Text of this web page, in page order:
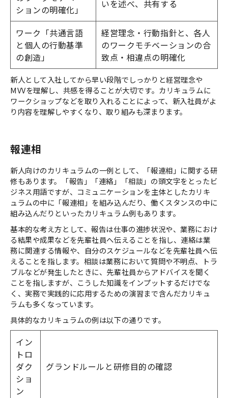
ションの明確化」
いを述べ、共有する
ワーク「共通言語
と個人の行動基準
の創造」
経営理念・行動指針と、各人
のワークモチベーションの合
致点・相違点の明確化
新人として入社してから早い段階でしっかりと経営理念や
MVVを理解し、共感を得ることが大切です。カリキュラムに
ワークショップなどを取り入れることによって、新入社員がよ
り内容を理解しやすくなり、取り組みも深まります。
報連相
新人向けのカリキュラムの一例として、「報連相」に関する研
修もあります。「報告」「連絡」「相談」の頭文字をとったビ
ジネス用語ですが、コミュニケーションを主体としたカリキ
ュラムの中に「報連相」を組み込んだり、働くスタンスの中に
組み込んだりといったカリキュラム例もあります。
基本的な考え方として、報告は仕事の進捗状況や、業務におけ
る結果や成果などを先輩社員へ伝えることを指し、連絡は業
務に関連する情報や、自分のスケジュールなどを先輩社員へ伝
えることを指します。相談は業務において質問や不明点、トラ
ブルなどが発生したときに、先輩社員からアドバイスを聞く
ことを指しますが、こうした知識をインプットするだけでな
く、実務で実践的に応用するための演習まで含んだカリキュ
ラムも多くなっています。
具体的なカリキュラムの例は以下の通りです。
イン
トロ
ダク
ショ
ン
グランドルールと研修目的の確認